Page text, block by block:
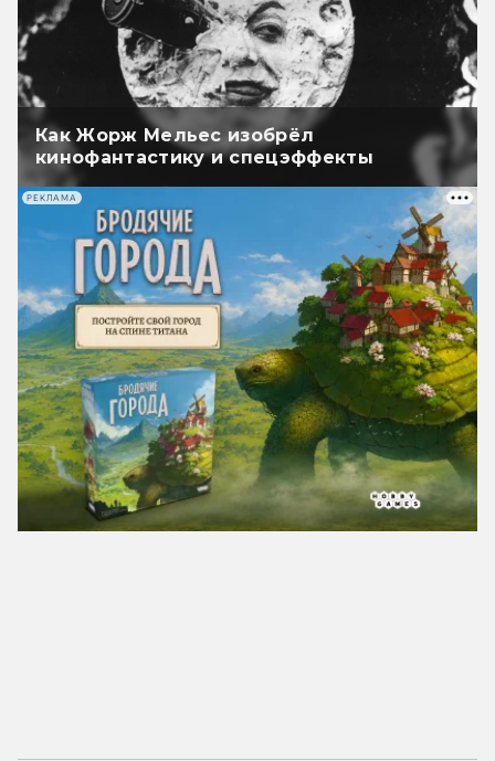
Как Жорж Мельес изобрёл
кинофантастику и спецэффекты
РЕКЛАМА